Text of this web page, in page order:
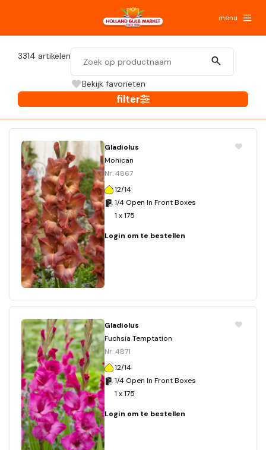
menu
3314 artikelen
Bekijk favorieten
filter
Gladiolus
Mohican
Nr. 4867
12/14
1/4 Open In Front Boxes
1 x 175
Login om te bestellen
Gladiolus
Fuchsia Temptation
Nr. 4871
12/14
1/4 Open In Front Boxes
1 x 175
Login om te bestellen